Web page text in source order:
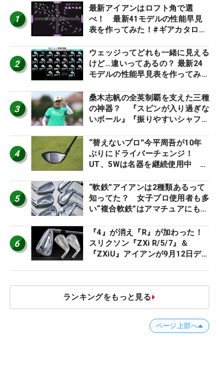
1
最新アイアンはロフト角で選
べ！ 最新41モデルの性能早見
表を作ってみた！#ギアカタログ
2
ウェッジってどれも一緒に見える
けど…違いってあるの？ 最新24
モデルの性能早見表を作ってみ
3
桑木志帆の全英制覇を支えた三種
の神器？ 『スピンが入り過ぎな
いボール』『振りやすいシャフ
ー』 #女子プロセッティング
4
“替えないプロ”今平周吾が10年
ぶりにドライバーチェンジ！
UT、5Wは名器を継続使用中 #
5
“軟鉄”アイアンは2種類あるって
知ってた？ 女子プロ使用者も多
い“複合軟鉄”はアマチュアにもオ
6
『4』が消え『R』が加わった！
スリクソン『ZXi R/5/7』＆
『ZXiU』アイアンが9月12日デ
ランキングをもっと見る
ページ上部へ